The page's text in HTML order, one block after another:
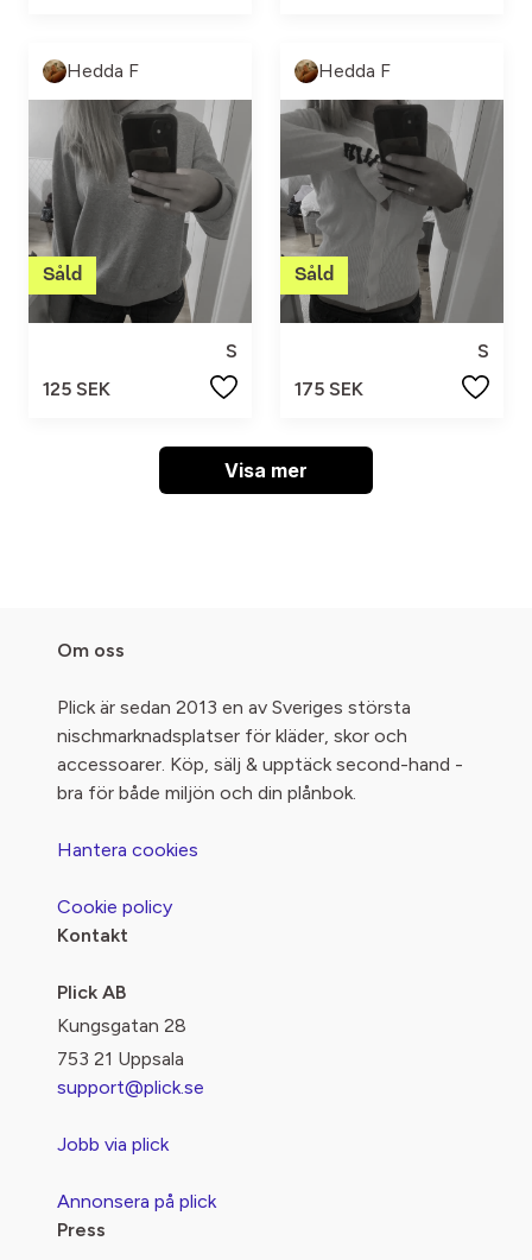
Hedda F
S
125 SEK
Hedda F
S
175 SEK
Visa mer
Om oss
Plick är sedan 2013 en av Sveriges största
nischmarknadsplatser för kläder, skor och
accessoarer. Köp, sälj & upptäck second-hand -
bra för både miljön och din plånbok.
Hantera cookies
Cookie policy
Kontakt
Plick AB
Kungsgatan 28
753 21 Uppsala
support@plick.se
Jobb via plick
Annonsera på plick
Press